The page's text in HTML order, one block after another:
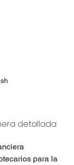
detallada:
para la